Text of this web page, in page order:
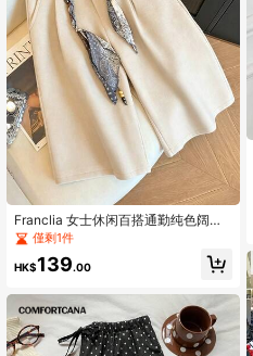
Franclia 女士休闲百搭通勤纯色阔腿
裤 僅剩1件
HK$139.00